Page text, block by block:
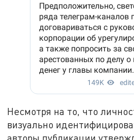
Несмотря на то, что
визуально